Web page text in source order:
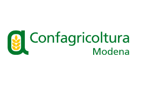
contenuti